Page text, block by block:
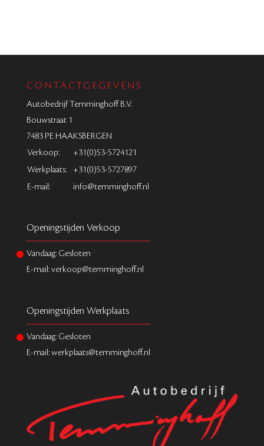
CONTACTGEGEVENS
Autobedrijf Temminghoff B.V.
Bouwstraat 1
7483 PE HAAKSBERGEN
Verkoop:
+31(0)53-5724121
Werkplaats:
+31(0)53-5727897
E-mail:
info@temminghoff.nl
Openingstijden Verkoop
Vandaag: Gesloten
E-mail: verkoop@temminghoff.nl
Openingstijden Werkplaats
Vandaag: Gesloten
E-mail: werkplaats@temminghoff.nl